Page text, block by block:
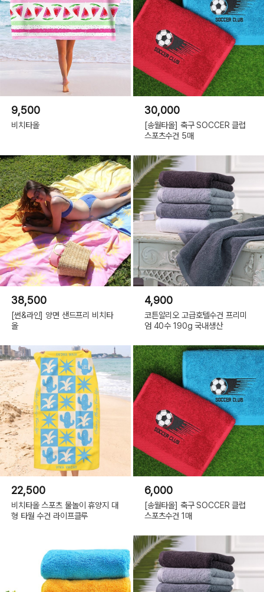
9,500
비치타올
30,000
[송월타올] 축구 SOCCER 클럽
스포츠수건 5매
38,500
[썬&라인] 양면 샌드프리 비치타
올
4,900
코튼알리오 고급호텔수건 프리미
엄 40수 190g 국내생산
22,500
비치타올 스포츠 물놀이 휴양지 대
형 타월 수건 라이프클루
6,000
[송월타올] 축구 SOCCER 클럽
스포츠수건 1매